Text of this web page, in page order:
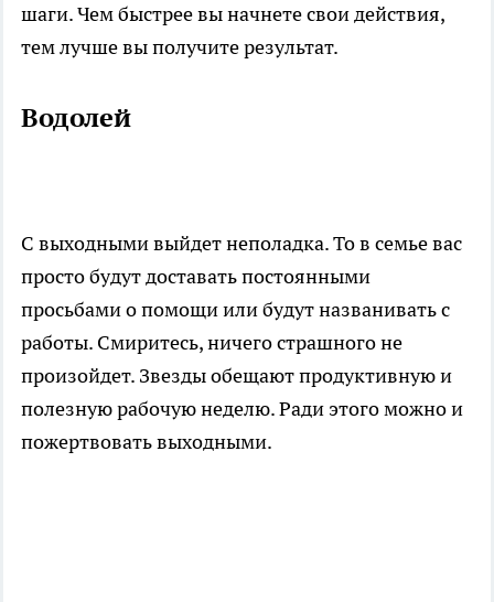
шаги. Чем быстрее вы начнете свои действия,
тем лучше вы получите результат.
Водолей
С выходными выйдет неполадка. То в семье вас
просто будут доставать постоянными
просьбами о помощи или будут названивать с
работы. Смиритесь, ничего страшного не
произойдет. Звезды обещают продуктивную и
полезную рабочую неделю. Ради этого можно и
пожертвовать выходными.